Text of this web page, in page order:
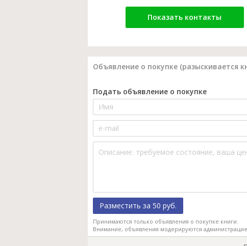
Показать контакты
Объявление о покупке (разыскивается
Подать объявление о покупке
Разместить за 50 руб.
Принимаются только объявления о покупке книги.
Внимание, объявления модерируются